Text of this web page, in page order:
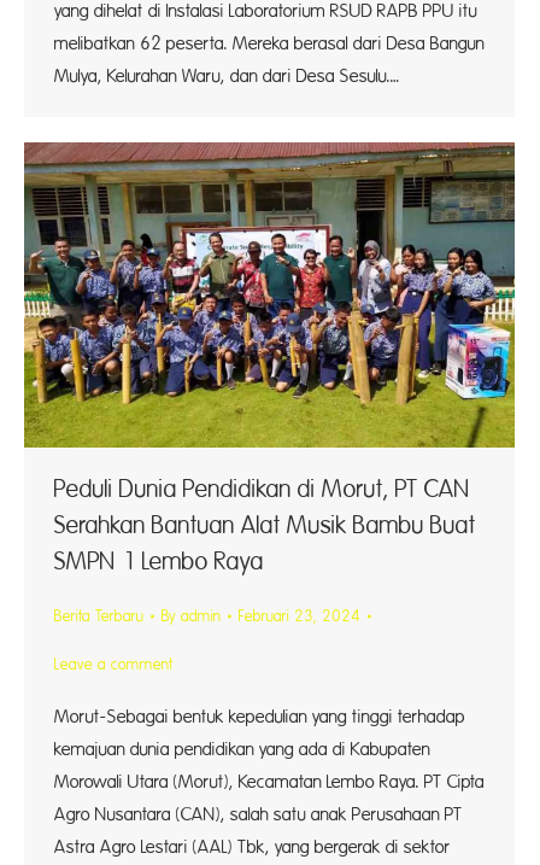
yang dihelat di Instalasi Laboratorium RSUD RAPB PPU itu
melibatkan 62 peserta. Mereka berasal dari Desa Bangun
Mulya, Kelurahan Waru, dan dari Desa Sesulu.…
Peduli Dunia Pendidikan di Morut, PT CAN
Serahkan Bantuan Alat Musik Bambu Buat
SMPN 1 Lembo Raya
Berita Terbaru By admin Februari 23, 2024
Leave a comment
Morut-Sebagai bentuk kepedulian yang tinggi terhadap
kemajuan dunia pendidikan yang ada di Kabupaten
Morowali Utara (Morut), Kecamatan Lembo Raya. PT Cipta
Agro Nusantara (CAN), salah satu anak Perusahaan PT
Astra Agro Lestari (AAL) Tbk, yang bergerak di sektor